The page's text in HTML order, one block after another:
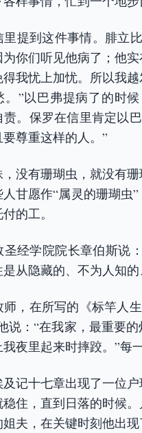
提到这件事情。腓立
你们听见他病了；他
我忧上加忧。所以我
。”以巴弗提病了的时
责。保罗在信里肯定以
尊重这样的人。”
，没有珊瑚虫，就没有
人甘愿作“属灵的珊瑚虫
的工。
经学院院长章伯斯说
是从隐藏的、不为人知
师，在所写的《标竿人
说：“在我家，最重要
夜里起来时摔跤。”每
及记十七章出现了一位
住，直到日落的时候
姐夫，在关键时刻他出